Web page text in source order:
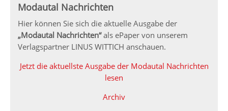
Modautal Nachrichten
Hier können Sie sich die aktuelle Ausgabe der
„Modautal Nachrichten“als ePaper von unserem
Verlagspartner LINUS WITTICH anschauen.
Jetzt die aktuellste Ausgabe der Modautal Nachrichten
lesen
Archiv